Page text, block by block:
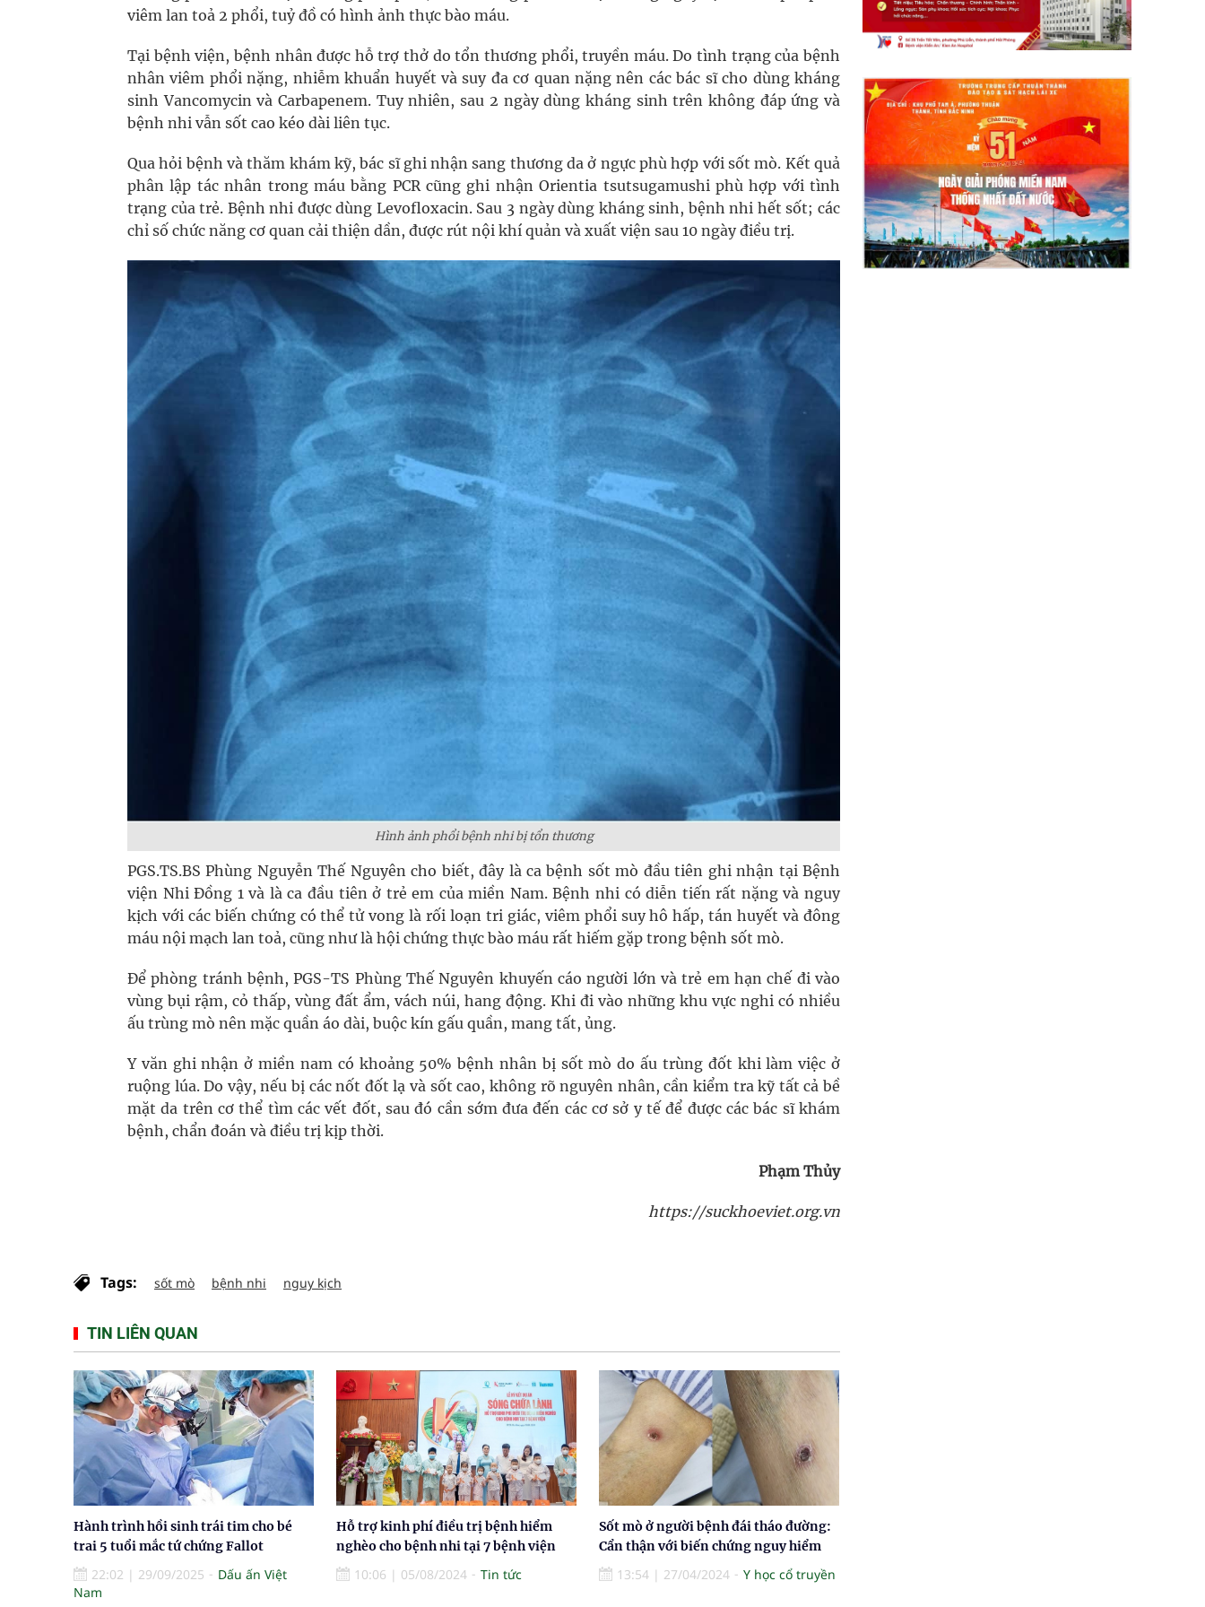
viêm lan toả 2 phổi, tuỷ đồ có hình ảnh thực bào máu.
Tại bệnh viện, bệnh nhân được hỗ trợ thở do tổn thương phổi, truyền máu. Do tình trạng của bệnh
nhân viêm phổi nặng, nhiễm khuẩn huyết và suy đa cơ quan nặng nên các bác sĩ cho dùng kháng
sinh Vancomycin và Carbapenem. Tuy nhiên, sau 2 ngày dùng kháng sinh trên không đáp ứng và
bệnh nhi vẫn sốt cao kéo dài liên tục.
Qua hỏi bệnh và thăm khám kỹ, bác sĩ ghi nhận sang thương da ở ngực phù hợp với sốt mò. Kết quả
phân lập tác nhân trong máu bằng PCR cũng ghi nhận Orientia tsutsugamushi phù hợp với tình
trạng của trẻ. Bệnh nhi được dùng Levofloxacin. Sau 3 ngày dùng kháng sinh, bệnh nhi hết sốt; các
chỉ số chức năng cơ quan cải thiện dần, được rút nội khí quản và xuất viện sau 10 ngày điều trị.
Hình ảnh phổi bệnh nhi bị tổn thương
PGS.TS.BS Phùng Nguyễn Thế Nguyên cho biết, đây là ca bệnh sốt mò đầu tiên ghi nhận tại Bệnh
viện Nhi Đồng 1 và là ca đầu tiên ở trẻ em của miền Nam. Bệnh nhi có diễn tiến rất nặng và nguy
kịch với các biến chứng có thể tử vong là rối loạn tri giác, viêm phổi suy hô hấp, tán huyết và đông
máu nội mạch lan toả, cũng như là hội chứng thực bào máu rất hiếm gặp trong bệnh sốt mò.
Để phòng tránh bệnh, PGS-TS Phùng Thế Nguyên khuyến cáo người lớn và trẻ em hạn chế đi vào
vùng bụi rậm, cỏ thấp, vùng đất ẩm, vách núi, hang động. Khi đi vào những khu vực nghi có nhiều
ấu trùng mò nên mặc quần áo dài, buộc kín gấu quần, mang tất, ủng.
Y văn ghi nhận ở miền nam có khoảng 50% bệnh nhân bị sốt mò do ấu trùng đốt khi làm việc ở
ruộng lúa. Do vậy, nếu bị các nốt đốt lạ và sốt cao, không rõ nguyên nhân, cần kiểm tra kỹ tất cả bề
mặt da trên cơ thể tìm các vết đốt, sau đó cần sớm đưa đến các cơ sở y tế để được các bác sĩ khám
bệnh, chẩn đoán và điều trị kịp thời.
Phạm Thủy
https://suckhoeviet.org.vn
Tags: sốt mò bệnh nhi nguy kịch
TIN LIÊN QUAN
Hành trình hồi sinh trái tim cho bé
trai 5 tuổi mắc tứ chứng Fallot
22:02 | 29/09/2025
Dấu ấn Việt
Nam
Hỗ trợ kinh phí điều trị bệnh hiểm
nghèo cho bệnh nhi tại 7 bệnh viện
10:06 | 05/08/2024 Tin tức
Sốt mò ở người bệnh đái tháo đường:
Cẩn thận với biến chứng nguy hiểm
13:54 | 27/04/2024 Y học cổ truyền